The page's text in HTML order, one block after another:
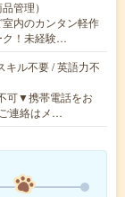
管理）
内のカンタン軽作
ク！未経験…
キル不要 / 英語力不
可▼携帯電話をお
連絡はメ…